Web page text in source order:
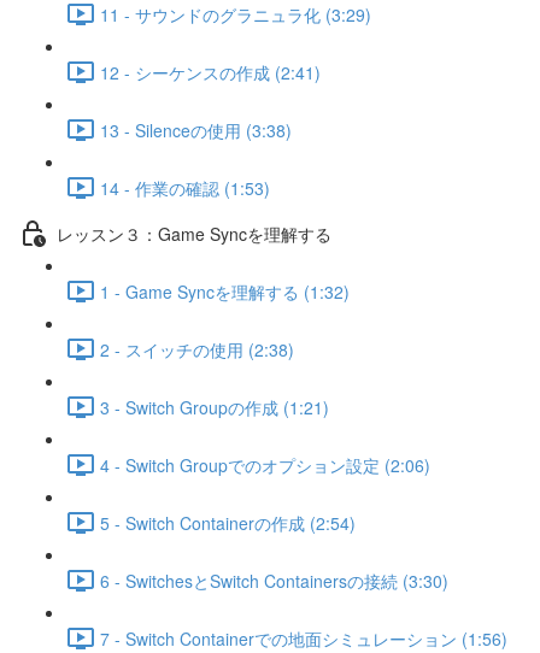
11 - サウンドのグラニュラ化 (3:29)
12 - シーケンスの作成 (2:41)
13 - Silenceの使用 (3:38)
14 - 作業の確認 (1:53)
レッスン３：Game Syncを理解する
1 - Game Syncを理解する (1:32)
2 - スイッチの使用 (2:38)
3 - Switch Groupの作成 (1:21)
4 - Switch Groupでのオプション設定 (2:06)
5 - Switch Containerの作成 (2:54)
6 - SwitchesとSwitch Containersの接続 (3:30)
7 - Switch Containerでの地面シミュレーション (1:56)